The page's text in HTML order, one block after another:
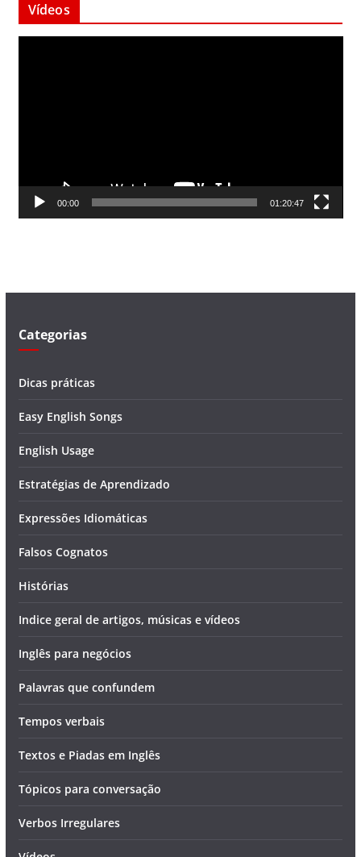
Vídeos
d
00:00 01:20:47
Categorias
Dicas práticas
Easy English Songs
English Usage
Estratégias de Aprendizado
Expressões Idiomáticas
Falsos Cognatos
Histórias
Indice geral de artigos, músicas e vídeos
Inglês para negócios
Palavras que confundem
Tempos verbais
Textos e Piadas em Inglês
Tópicos para conversação
Verbos Irregulares